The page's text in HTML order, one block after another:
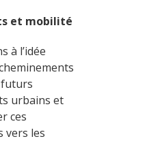
et mobilité
à l’idée
futurs
urbains et
ces
vers les